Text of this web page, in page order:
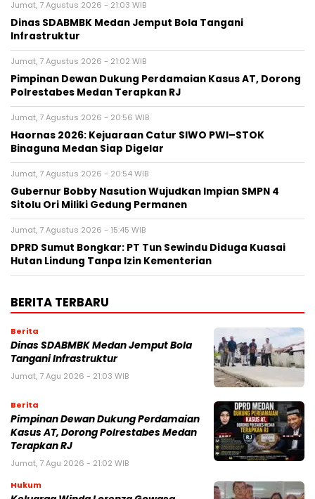
Jumat, 7 Agustus 2026 - 21:03 WIB
Dinas SDABMBK Medan Jemput Bola Tangani
Infrastruktur
Jumat, 7 Agustus 2026 - 21:02 WIB
Pimpinan Dewan Dukung Perdamaian Kasus AT, Dorong
Polrestabes Medan Terapkan RJ
Jumat, 7 Agustus 2026 - 20:56 WIB
Haornas 2026: Kejuaraan Catur SIWO PWI–STOK
Binaguna Medan Siap Digelar
Jumat, 7 Agustus 2026 - 20:54 WIB
Gubernur Bobby Nasution Wujudkan Impian SMPN 4
Sitolu Ori Miliki Gedung Permanen
Jumat, 7 Agustus 2026 - 15:45 WIB
DPRD Sumut Bongkar: PT Tun Sewindu Diduga Kuasai
Hutan Lindung Tanpa Izin Kementerian
BERITA TERBARU
Berita
Dinas SDABMBK Medan Jemput Bola
Tangani Infrastruktur
Jumat, 7 Agu 2026 - 21:03 WIB
Berita
Pimpinan Dewan Dukung Perdamaian
Kasus AT, Dorong Polrestabes Medan
Terapkan RJ
Jumat, 7 Agu 2026 - 21:02 WIB
Hukum